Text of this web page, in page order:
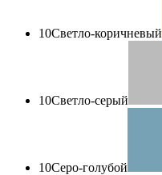
10Светло-коричневый
10Светло-серый
10Серо-голубой